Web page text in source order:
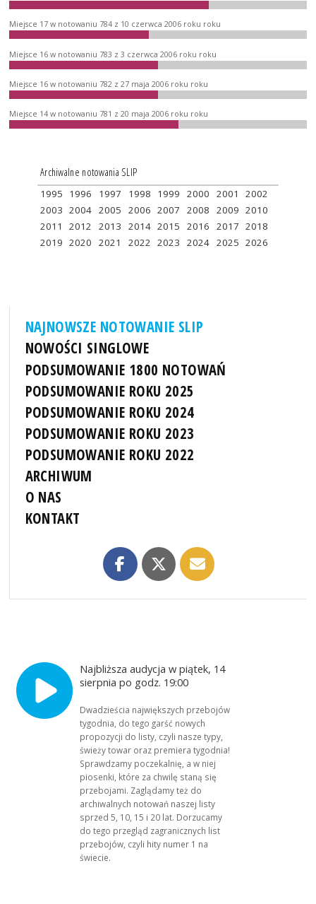
Miejsce 17 w notowaniu 784 z 10 czerwca 2006 roku roku
Miejsce 16 w notowaniu 783 z 3 czerwca 2006 roku roku
Miejsce 16 w notowaniu 782 z 27 maja 2006 roku roku
Miejsce 14 w notowaniu 781 z 20 maja 2006 roku roku
Archiwalne notowania SLIP
1995 1996 1997 1998 1999 2000 2001
2002
2003 2004 2005 2006 2007 2008 2009 2010
2011
2012 2013 2014 2015 2016 2017 2018
2019 2020 2021 2022 2023 2024 2025 2026
NAJNOWSZE NOTOWANIE SLIP
NOWOŚCI SINGLOWE
PODSUMOWANIE 1800 NOTOWAŃ
PODSUMOWANIE ROKU 2025
PODSUMOWANIE ROKU 2024
PODSUMOWANIE ROKU 2023
PODSUMOWANIE ROKU 2022
ARCHIWUM
O NAS
KONTAKT
Najbliższa audycja w piątek, 14
sierpnia po godz. 19:00
Dwadzieścia największych przebojów
tygodnia, do tego garść nowych
propozycji do listy, czyli nasze typy,
świeży towar oraz premiera tygodnia!
Sprawdzamy poczekalnię, a w niej
piosenki, które za chwilę staną się
przebojami. Zaglądamy też do
archiwalnych notowań naszej listy
sprzed 5, 10, 15 i 20 lat. Dorzucamy
do tego przegląd zagranicznych list
przebojów, czyli hity numer 1 na
świecie.